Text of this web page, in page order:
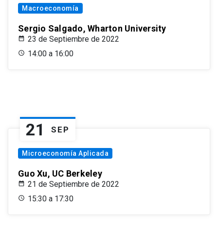
Macroeconomía
Sergio Salgado, Wharton University
23 de Septiembre de 2022
14:00 a 16:00
21 SEP
Microeconomía Aplicada
Guo Xu, UC Berkeley
21 de Septiembre de 2022
15:30 a 17:30